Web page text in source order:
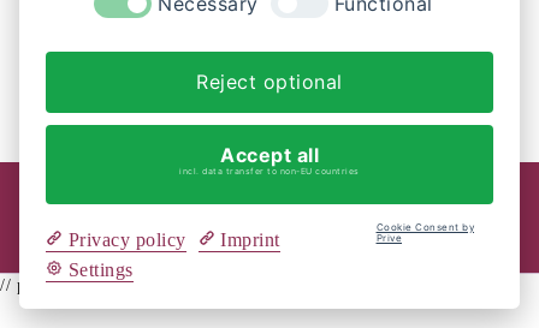
ebenfalls unter ethischen Gesichtspunkten angelegt.
IMPRESSUM KONTAKT
// prive script
Reject optional
Accept all
incl. data transfer to non-EU countries
Privacy policy
Imprint
Settings
Cookie Consent by
Prive